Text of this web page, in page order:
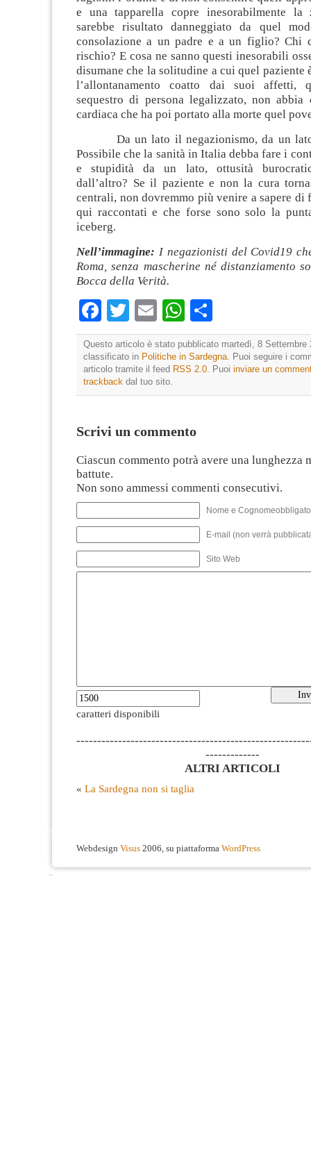
e una tapparella copre inesorabilmente la
sarebbe risultato danneggiato da quel
consolazione a un padre e a un figlio? Chi
rischio? E cosa ne sanno questi inesorabili
disumane che la solitudine a cui quel paziente
l’allontanamento coatto dai suoi affetti,
sequestro di persona legalizzato, non abbia
cardiaca che ha poi portato alla morte quel
Da un lato il negazionismo, da un lato
Possibile che la sanità in Italia debba fare i
e stupidità da un lato, ottusità
dall’altro? Se il paziente e non la cura
centrali, non dovremmo più venire a sapere di
qui raccontati e che forse sono solo la
iceberg.
Nell’immagine: I negazionisti del Covid19
Roma, senza mascherine né distanziamento
Bocca della Verità.
Facebook
TwitterEmailWhatsApp
Questo articolo è stato pubblicato martedì, 8 Settembre
classificato in Politiche in Sardegna. Puoi seguire i
articolo tramite il feed RSS 2.0. Puoi inviare un
trackback dal tuo sito.
Scrivi un commento
Ciascun commento potrà avere una lunghezza
battute.
Non sono ammessi commenti consecutivi.
Nome e
E-mail (non verrà
Sito Web
caratteri disponibili
-------------
ALTRI ARTICOLI
« La Sardegna non si taglia
Webdesign Visus 2006, su piattaforma WordPress